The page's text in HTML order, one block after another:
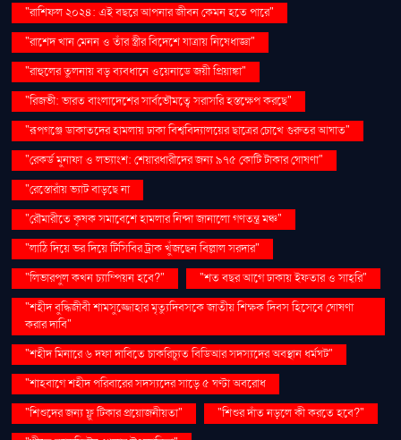
"রাশিফল ২০২৪: এই বছরে আপনার জীবন কেমন হতে পারে"
"রাশেদ খান মেনন ও তাঁর স্ত্রীর বিদেশে যাত্রায় নিষেধাজ্ঞা"
"রাহুলের তুলনায় বড় ব্যবধানে ওয়েনাডে জয়ী প্রিয়াঙ্কা"
"রিজভী: ভারত বাংলাদেশের সার্বভৌমত্বে সরাসরি হস্তক্ষেপ করছে"
"রূপগঞ্জে ডাকাতদের হামলায় ঢাকা বিশ্ববিদ্যালয়ের ছাত্রের চোখে গুরুতর আঘাত"
"রেকর্ড মুনাফা ও লভ্যাংশ: শেয়ারধারীদের জন্য ৯৭৫ কোটি টাকার ঘোষণা"
"রেস্তোরাঁয় ভ্যাট বাড়ছে না
"রৌমারীতে কৃষক সমাবেশে হামলার নিন্দা জানালো গণতন্ত্র মঞ্চ"
"লাঠি দিয়ে ভর দিয়ে টিসিবির ট্রাক খুঁজছেন বিল্লাল সরদার"
"লিভারপুল কখন চ্যাম্পিয়ন হবে?"
"শত বছর আগে ঢাকায় ইফতার ও সাহ্‌রি"
"শহীদ বুদ্ধিজীবী শামসুজ্জোহার মৃত্যুদিবসকে জাতীয় শিক্ষক দিবস হিসেবে ঘোষণা
করার দাবি"
"শহীদ মিনারে ৬ দফা দাবিতে চাকরিচ্যুত বিডিআর সদস্যদের অবস্থান ধর্মঘট"
"শাহবাগে শহীদ পরিবারের সদস্যদের সাড়ে ৫ ঘণ্টা অবরোধ
"শিশুদের জন্য ফ্লু টিকার প্রয়োজনীয়তা"
"শিশুর দাঁত নড়লে কী করতে হবে?"